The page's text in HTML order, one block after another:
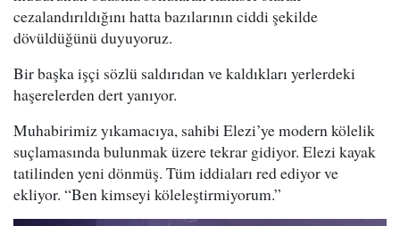
cezalandırıldığını hatta bazılarının ciddi şekilde
dövüldüğünü duyuyoruz.
Bir başka işçi sözlü saldırıdan ve kaldıkları yerlerdeki
haşerelerden dert yanıyor.
Muhabirimiz yıkamacıya, sahibi Elezi’ye modern kölelik
suçlamasında bulunmak üzere tekrar gidiyor. Elezi kayak
tatilinden yeni dönmüş. Tüm iddiaları red ediyor ve
ekliyor. “Ben kimseyi köleleştirmiyorum.”